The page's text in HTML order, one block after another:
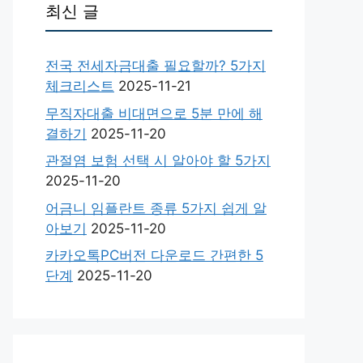
최신 글
전국 전세자금대출 필요할까? 5가지
체크리스트 2025-11-21
무직자대출 비대면으로 5분 만에 해
결하기 2025-11-20
관절염 보험 선택 시 알아야 할 5가지
2025-11-20
어금니 임플란트 종류 5가지 쉽게 알
아보기 2025-11-20
카카오톡PC버전 다운로드 간편한 5
단계 2025-11-20